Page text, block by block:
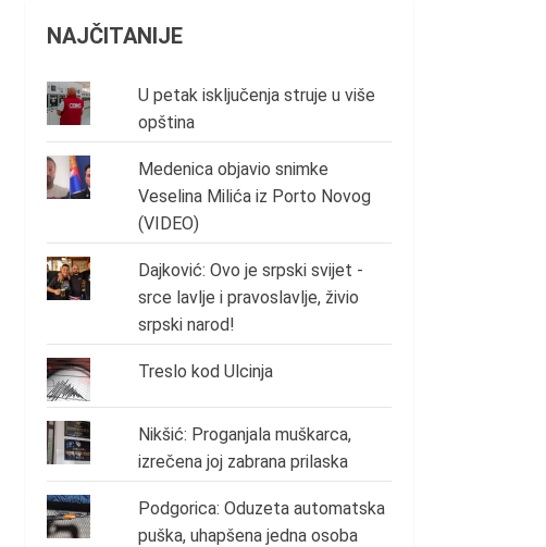
NAJČITANIJE
U petak isključenja struje u više
opština
Medenica objavio snimke
Veselina Milića iz Porto Novog
(VIDEO)
Dajković: Ovo je srpski svijet -
srce lavlje i pravoslavlje, živio
srpski narod!
Treslo kod Ulcinja
Nikšić: Proganjala muškarca,
izrečena joj zabrana prilaska
Podgorica: Oduzeta automatska
puška, uhapšena jedna osoba